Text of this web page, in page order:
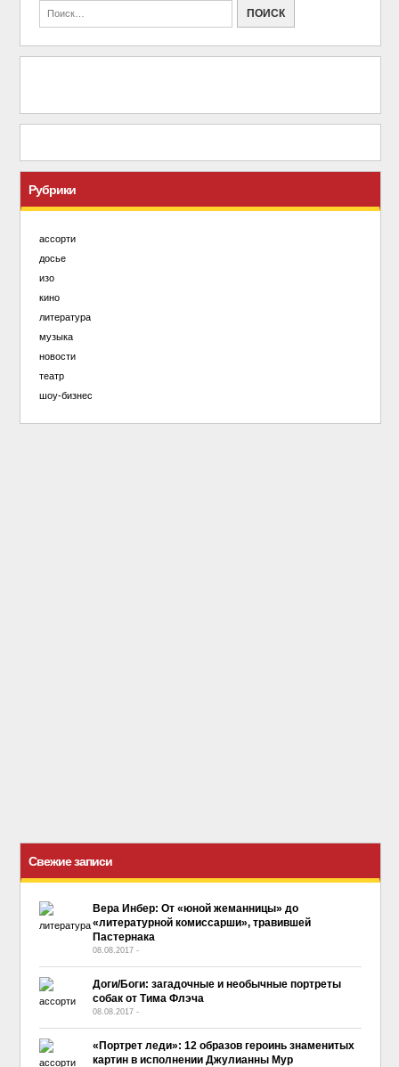
Рубрики
ассорти
досье
изо
кино
литература
музыка
новости
театр
шоу-бизнес
Свежие записи
Вера Инбер: От «юной жеманницы» до
«литературной комиссарши», травившей
Пастернака
08.08.2017 -
Доги/Боги: загадочные и необычные портреты
собак от Тима Флэча
08.08.2017 -
«Портрет леди»: 12 образов героинь знаменитых
картин в исполнении Джулианны Мур